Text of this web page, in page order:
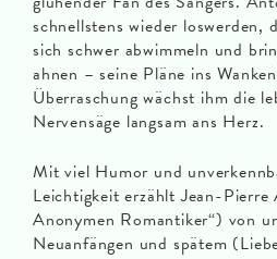
schnellstens wieder loswerden,
sich schwer abwimmeln und
ahnen – seine Pläne ins
Überraschung wächst ihm die
Nervensäge langsam ans Herz.
Mit viel Humor und
Leichtigkeit erzählt Jean-Pierre
Anonymen Romantiker“) von
Neuanfängen und spätem